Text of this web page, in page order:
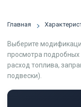
Главная
Выберите
просмотра подробных
расход топлива,
подвески).